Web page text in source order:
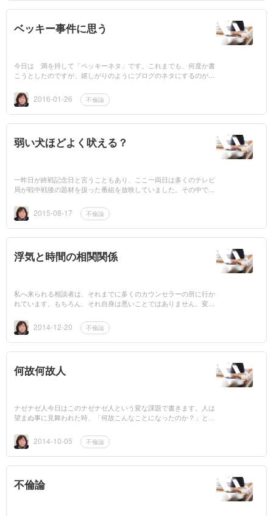
ベッキー事件に思う
今日は 満を持して「ベッキーネタ」です。これまでも、何度か書
こうとしたのですが、嬉しがりのようにブログのネタにするのがは
し様子を見てい...
2016-01-26 不倫論
弱い犬ほどよく吠える？
一昨日が終戦記念日と言うこともあり、ここ一両日は多くのテレビ
局が戦中戦後の題材を扱った番組を放映していました。その中で、
中で身を潜めて...
2015-08-17 不倫論
浮気と時間の相関関係
私へ来られる相談者は、それまでに多くのカウンセラーの所に行か
れています。もちろん、それ自身は悪いことではありません。変な
だけでなく、...
2014-12-20 不倫論
何故何故人
ナゼナゼ人今日はこのナゼナゼ人という変な課題で書きます。人は
望まぬ事に見舞われた時、「何故こんなことになったのか？」と考
例えば ...2014-10-05 不倫論
不倫論